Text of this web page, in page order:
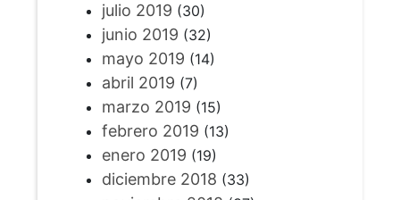
julio 2019 (30)
junio 2019 (32)
mayo 2019 (14)
abril 2019 (7)
marzo 2019 (15)
febrero 2019 (13)
enero 2019 (19)
diciembre 2018 (33)